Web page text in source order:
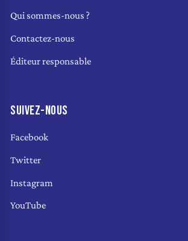
Qui sommes-nous ?
Contactez-nous
Éditeur responsable
SUIVEZ-NOUS
Facebook
Twitter
Instagram
YouTube